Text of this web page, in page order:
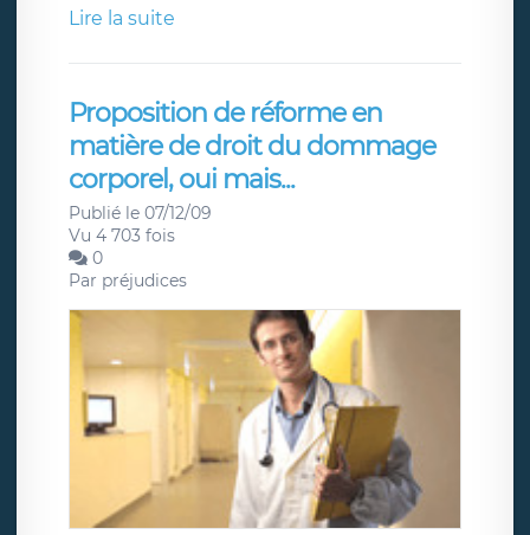
Lire la suite
Proposition de réforme en
matière de droit du dommage
corporel, oui mais...
Publié le 07/12/09
Vu 4 703 fois
0
Par préjudices